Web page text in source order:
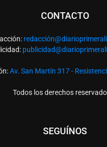
CONTACTO
redacció
Av. San Martín 317 -
Todos los derechos
SEGUÍNOS